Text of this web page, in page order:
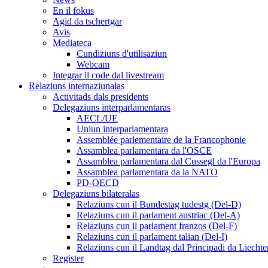
En il fokus
Agid da tschertgar
Avis
Mediateca
Cundiziuns d'utilisaziun
Webcam
Integrar il code dal livestream
Relaziuns internaziunalas
Activitads dals presidents
Delegaziuns interparlamentaras
AECL/UE
Uniun interparlamentara
Assemblée parlementaire de la Francophonie
Assamblea parlamentara da l'OSCE
Assamblea parlamentara dal Cussegl da l'Europa
Assamblea parlamentara da la NATO
PD-OECD
Delegaziuns bilateralas
Relaziuns cun il Bundestag tudestg (Del-D)
Relaziuns cun il parlament austriac (Del-A)
Relaziuns cun il parlament franzos (Del-F)
Relaziuns cun il parlament talian (Del-I)
Relaziuns cun il Landtag dal Principadi da
Register